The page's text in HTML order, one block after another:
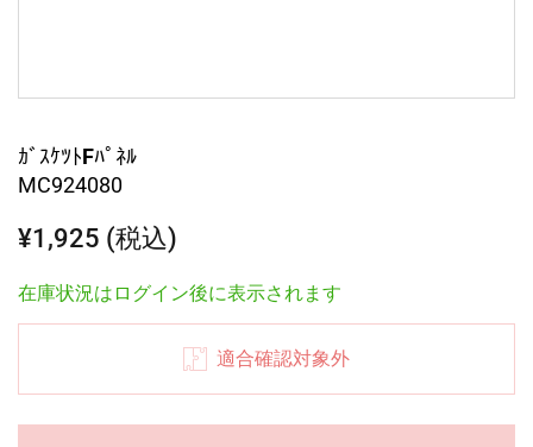
ｶﾞｽｹﾂﾄFﾊﾟﾈﾙ
MC924080
¥1,925 (税込)
在庫状況はログイン後に表示されます
適合確認対象外